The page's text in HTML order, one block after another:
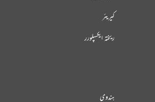
کیریئر
ریختہ ایکسپلورر
ہندوی